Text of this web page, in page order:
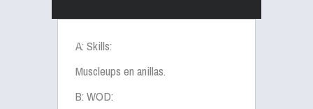
A: Skills:
Muscleups en anillas.
B: WOD: